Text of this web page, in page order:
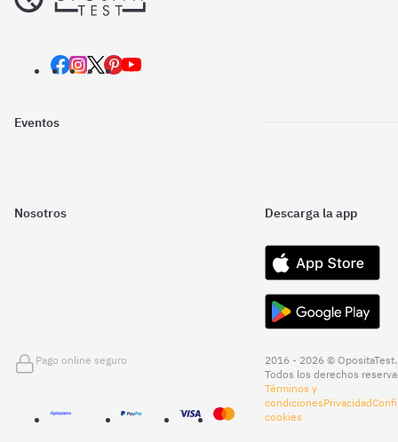
Eventos
Nosotros Descarga la app
Pago online seguro
2016 - 2026 © OpositaTest.
Todos los derechos
Términos y
condicionesPrivacidad
cookies